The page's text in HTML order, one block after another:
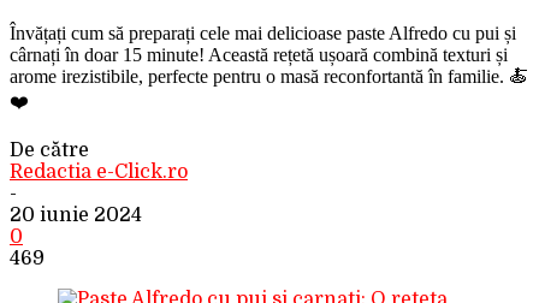
Învățați cum să preparați cele mai delicioase paste Alfredo cu pui și
cârnați în doar 15 minute! Această rețetă ușoară combină texturi și
arome irezistibile, perfecte pentru o masă reconfortantă în familie. 🍝
❤️
De către
Redactia e-Click.ro
-
20 iunie 2024
0
469